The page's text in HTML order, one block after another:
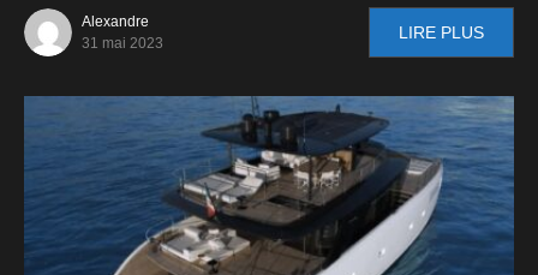
Alexandre
31 mai 2023
LIRE PLUS